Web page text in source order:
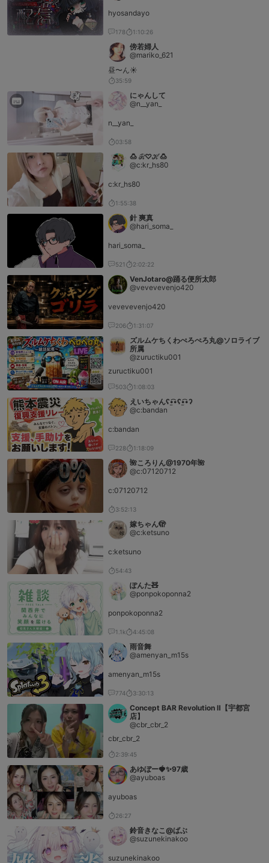
hyosandayo
178 1:10:26
傍若婦人
@mariko_621
昼〜ん☀️
35:59
にゃんして
@n__yan_
n__yan_
03:58
🍮 ℛ♡ℋ🍮
@c:kr_hs80
c:kr_hs80
1:55:38
針 爽真
@hari_soma_
hari_soma_
521 2:02:22
VenJotaro@踊る便所太郎
@vevevevenjo420
vevevevenjo420
206 1:31:07
ズルムケちくわぺろぺろ丸@ソロライブ
所属
@zuructiku001
zuructiku001
503 1:08:03
えいちゃんʕ•̫͡•ʕ•̫͡•ʔ
@c:bandan
c:bandan
228 1:18:09
🌺ころりん@1970年🌺
@c:07120712
c:07120712
3:52:13
嫁ちゃん🫣
@c:ketsuno
c:ketsuno
54:43
ぽんた🧸
@ponpokoponna2
ponpokoponna2
1.1k 4:45:08
雨音舞
@amenyan_m15s
amenyan_m15s
774 3:30:13
Concept BAR Revolution Ⅱ【宇都宮
店】
@cbr_cbr_2
cbr_cbr_2
2:39:45
あゆぼー🍓✨97歳
@ayuboas
ayuboas
26:27
鈴音きなこ@ばぶ
@suzunekinakoo
suzunekinakoo